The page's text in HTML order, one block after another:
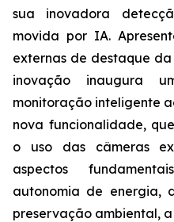
sua inovadora
movida por IA.
externas de destaque
inovação inaugura
monitoração inteligente
nova funcionalidade,
o uso das câmeras
aspectos
autonomia de energia,
preservação ambiental,